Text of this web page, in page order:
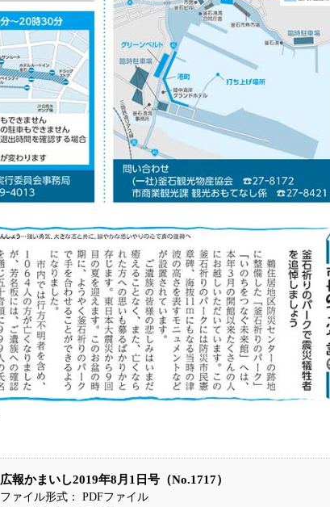
広報かまいし2019年8月1日号（No.1717）
ファイル形式： PDFファイル